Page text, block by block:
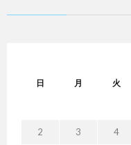
日 月 火
2 3 4